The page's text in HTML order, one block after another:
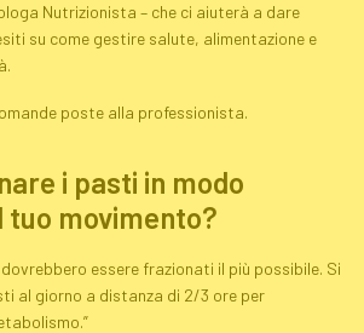
Nutrizionista – che ci aiuterà a dare
su come gestire salute, alimentazione e
poste alla professionista.
i pasti in modo
tuo movimento?
essere frazionati il più possibile. Si
al giorno a distanza di 2/3 ore per